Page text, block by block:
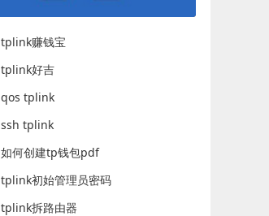
tplink赚钱宝
tplink好吉
qos tplink
ssh tplink
如何创建tp钱包pdf
tplink初始管理员密码
tplink拆路由器